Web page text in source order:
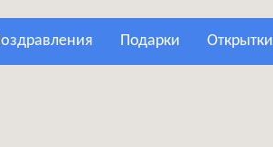
поздравления подарки открытки